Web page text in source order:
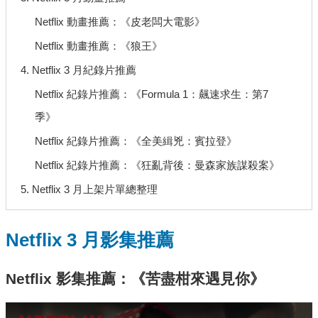
Netflix 動畫推薦：《皮老闆大電影》
Netflix 動畫推薦：《狼王》
4. Netflix 3 月紀錄片推薦
Netflix 紀錄片推薦：《Formula 1：飆速求生：第7
季》
Netflix 紀錄片推薦：《全美緝兇：賓拉登》
Netflix 紀錄片推薦：《狂亂背後：曼森家族謀殺案》
5. Netflix 3 月上架片單總整理
Netflix 3 月影集推薦
Netflix 影集推薦：《苦盡柑來遇見你》